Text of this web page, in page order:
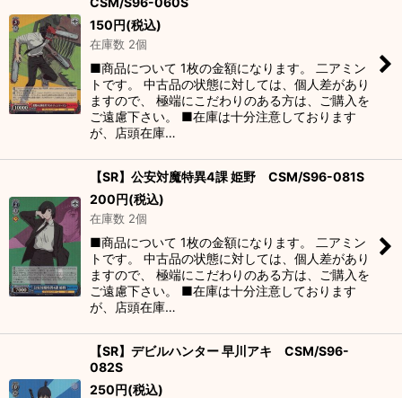
150円(税込)
在庫数 2個
■商品について 1枚の金額になります。 二アミン
トです。 中古品の状態に対しては、個人差があり
ますので、 極端にこだわりのある方は、ご購入を
ご遠慮下さい。 ■在庫は十分注意しております
が、店頭在庫…
【SR】公安対魔特異4課 姫野 CSM/S96-081S
200円(税込)
在庫数 2個
■商品について 1枚の金額になります。 二アミン
トです。 中古品の状態に対しては、個人差があり
ますので、 極端にこだわりのある方は、ご購入を
ご遠慮下さい。 ■在庫は十分注意しております
が、店頭在庫…
【SR】デビルハンター 早川アキ CSM/S96-
082S
250円(税込)